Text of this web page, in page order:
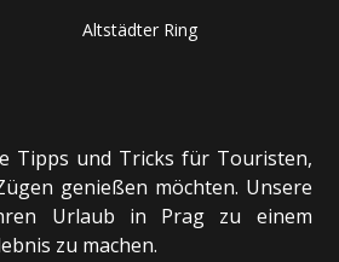
Altstädter Ring
Tipps und Tricks für Touristen,
genießen möchten. Unsere
Urlaub in Prag zu einem
zu machen.